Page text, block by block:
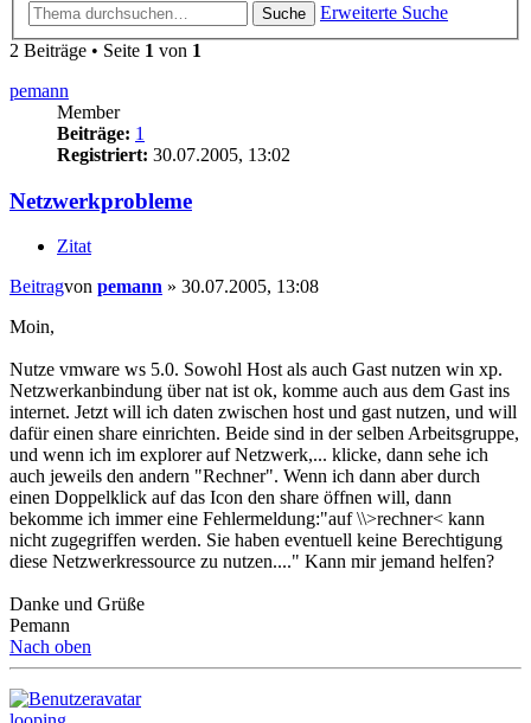
Suche
Erweiterte Suche
2 Beiträge • Seite 1 von 1
pemann
Member
Beiträge: 1
Registriert: 30.07.2005, 13:02
Netzwerkprobleme
Zitat
Beitragvon pemann » 30.07.2005, 13:08
Moin,
Nutze vmware ws 5.0. Sowohl Host als auch Gast nutzen win xp.
Netzwerkanbindung über nat ist ok, komme auch aus dem Gast ins
internet. Jetzt will ich daten zwischen host und gast nutzen, und will
dafür einen share einrichten. Beide sind in der selben Arbeitsgruppe,
und wenn ich im explorer auf Netzwerk,... klicke, dann sehe ich
auch jeweils den andern "Rechner". Wenn ich dann aber durch
einen Doppelklick auf das Icon den share öffnen will, dann
bekomme ich immer eine Fehlermeldung:"auf \\>rechner< kann
nicht zugegriffen werden. Sie haben eventuell keine Berechtigung
diese Netzwerkressource zu nutzen...." Kann mir jemand helfen?
Danke und Grüße
Pemann
Nach oben